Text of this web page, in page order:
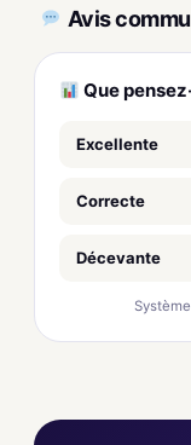
Avis
Que
Excellente
Correcte
Décevante